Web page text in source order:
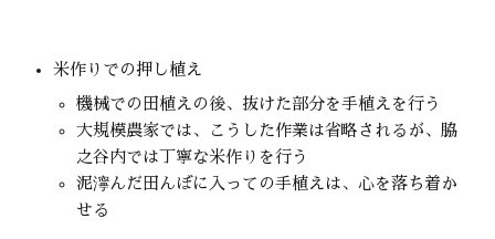
米作りでの押し植え
機械での田植えの後、抜けた部分を手植えを行う
大規模農家では、こうした作業は省略されるが、脇
之谷内では丁寧な米作りを行う
泥濘んだ田んぼに入っての手植えは、心を落ち着か
せる